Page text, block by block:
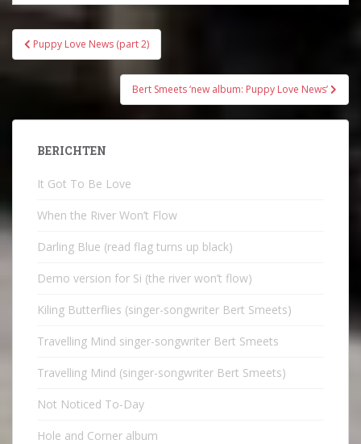
Bericht
navigatie
Puppy Love News (part 2)
Bert Smeets ‘new album: Puppy Love News’
BERICHTEN
It Got To Be Love
When the River Won’t Flow
Darling Blue (read flag turns up black)
Demo version for Si (the river won’t flow)
Kiling Butterflies (singer-songwriter Bert Smeets)
Travelling Mind singer-songwriter Bert Smeets
Travelling Mind (singer-songwriter Bert Smeets)
Not Noticed To-Day
Hole and Corner album